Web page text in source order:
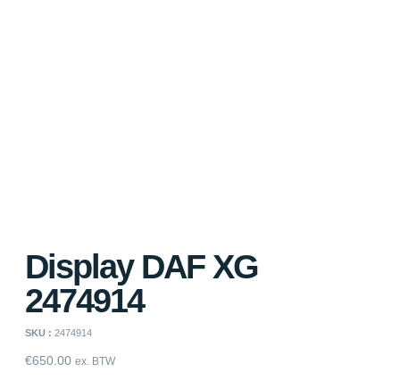
Display DAF XG
2474914
SKU : 2474914
€650.00 ex. BTW